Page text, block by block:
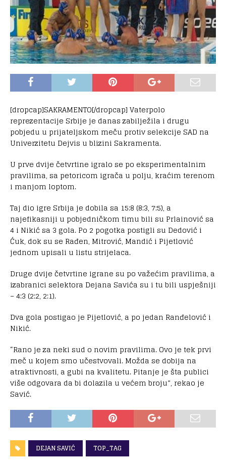
[dropcap]SAKRAMENTO[/dropcap] Vaterpolo
reprezentacije Srbije je danas zabilježila i drugu
pobjedu u prijateljskom meču protiv selekcije SAD na
Univerzitetu Dejvis u blizini Sakramenta.
U prve dvije četvrtine igralo se po eksperimentalnim
pravilima, sa petoricom igrača u polju, kraćim terenom
i manjom loptom.
Taj dio igre Srbija je dobila sa 15:8 (8:3, 7:5), a
najefikasniji u pobjedničkom timu bili su Prlainović sa
4 i Nikić sa 3 gola. Po 2 pogotka postigli su Dedović i
Ćuk, dok su se Rađen, Mitrović, Mandić i Pijetlović
jednom upisali u listu strijelaca.
Druge dvije četvrtine igrane su po važećim pravilima, a
izabranici selektora Dejana Savića su i tu bili uspješniji
– 4:3 (2:2, 2:1).
Dva gola postigao je Pijetlović, a po jedan Ranđelović i
Nikić.
“Rano je za neki sud o novim pravilima. Ovo je tek prvi
meč u kojem smo učestvovali. Možda se dobija na
atraktivnosti, a gubi na kvalitetu. Pitanje je šta publici
više odgovara da bi dolazila u većem broju”, rekao je
Savić.
DEJAN SAVIĆ TOP_TAG